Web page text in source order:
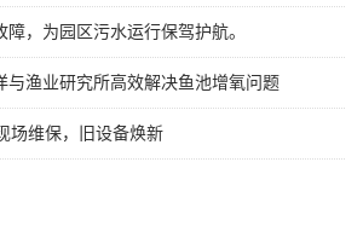
，为园区污水运行保驾护航。
与渔业研究所高效解决鱼池增氧问题
场维保，旧设备焕新